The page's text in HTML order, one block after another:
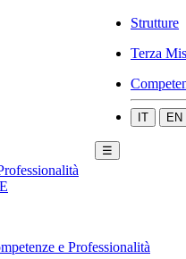
Strutture
Terza
IT EN
☰
e Professionalità